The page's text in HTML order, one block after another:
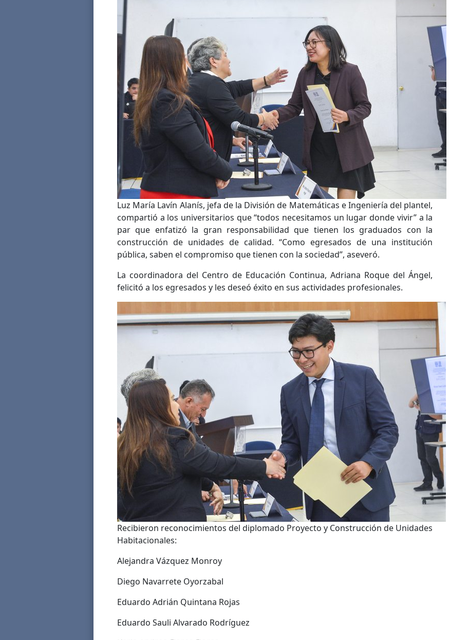
Luz María Lavín Alanís, jefa de la División de Matemáticas e Ingeniería del plantel,
compartió a los universitarios que “todos necesitamos un lugar donde vivir” a la
par que enfatizó la gran responsabilidad que tienen los graduados con la
construcción de unidades de calidad. “Como egresados de una institución
pública, saben el compromiso que tienen con la sociedad”, aseveró.
La coordinadora del Centro de Educación Continua, Adriana Roque del Ángel,
felicitó a los egresados y les deseó éxito en sus actividades profesionales.
Recibieron reconocimientos del diplomado Proyecto y Construcción de Unidades
Habitacionales:
Alejandra Vázquez Monroy
Diego Navarrete Oyorzabal
Eduardo Adrián Quintana Rojas
Eduardo Sauli Alvarado Rodríguez